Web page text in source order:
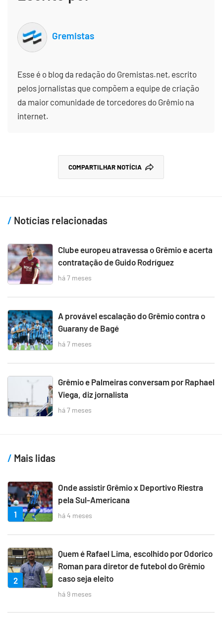
Gremistas
Esse é o blog da redação do Gremistas.net, escrito
pelos jornalistas que compõem a equipe de criação
da maior comunidade de torcedores do Grêmio na
internet.
COMPARTILHAR NOTÍCIA
Notícias relacionadas
Clube europeu atravessa o Grêmio e acerta
contratação de Guido Rodríguez
há 7 meses
A provável escalação do Grêmio contra o
Guarany de Bagé
há 7 meses
Grêmio e Palmeiras conversam por Raphael
Viega, diz jornalista
há 7 meses
Mais lidas
1
Onde assistir Grêmio x Deportivo Riestra
pela Sul-Americana
há 4 meses
2
Quem é Rafael Lima, escolhido por Odorico
Roman para diretor de futebol do Grêmio
caso seja eleito
há 9 meses